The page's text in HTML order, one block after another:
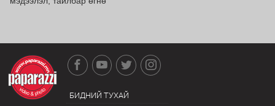
БИДНИЙ ТУХАЙ